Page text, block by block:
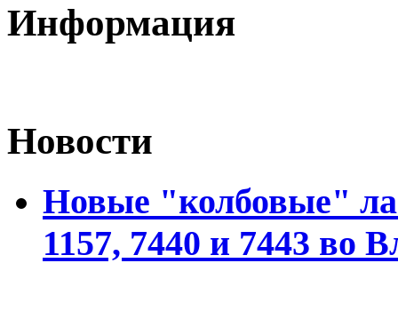
Информация
Новости
Новые "колбовые"
1157, 7440 и 7443 во